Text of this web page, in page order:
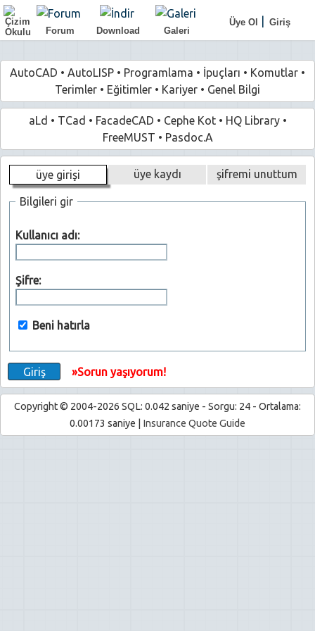
Üye Ol
Giriş
Forum
Download Galeri
AutoCAD • AutoLISP • Programlama • İpuçları • Komutlar •
Terimler • Eğitimler • Kariyer • Genel Bilgi
aLd • TCad • FacadeCAD • Cephe Kot• HQ Library•
FreeMUST • Pasdoc.A
üye girişi üye kaydı şifremi unuttum
Bilgileri gir
Kullanıcı adı:
Şifre:
Beni hatırla
»Sorun yaşıyorum!
Copyright © 2004-2026 SQL: 0.042 saniye - Sorgu: 24 - Ortalama:
0.00173 saniye | Insurance Quote Guide